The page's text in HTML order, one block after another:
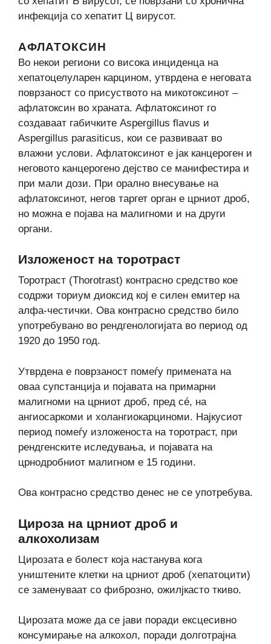
инфекција со хепатит Ц вирусот.
АФЛАТОКСИН
Во некои региони со висока инциденца на
хепатоцелуларен карцином, утврдена е неговата
поврзаност со присуството на микотоксинот –
афлатоксин во храната. Афлатоксинот го
создаваат габичките Aspergillus flavus и
Aspergillus parasiticus, кои се развиваат во
влажни услови. Афлатоксинот е јак канцероген и
неговото канцерогено дејство се манифестира и
при мали дози. При орално внесување на
афлатоксинот, негов таргет орган е црниот дроб,
но можна е појава на малигноми и на други
органи.
Изложеност на торотраст
Торотраст (Thorotrast) контрасно средство кое
содржи ториум диоксид кој е силен емитер на
алфа-честички. Ова контрасно средство било
употребувано во рендгенологијата во период од
1920 до 1950 год.
Утврдена е поврзаност помеѓу примената на
оваа супстанција и појавата на примарни
малигноми на црниот дроб, пред сé, на
ангиосаркоми и холангиокарциноми. Најкусиот
период помеѓу изложеноста на торотраст, при
рендгенските иследувања, и појавата на
црнодробниот малигном е 15 години.
Ова контрасно средство денес не се употребува.
Цироза на црниот дроб и
алкохолизам
Цирозата е болест која настанува кога
уништените клетки на црниот дроб (хепатоцити)
се заменуваат со фиброзно, ожилјкасто ткиво.
Цирозата може да се јави поради ексцесивно
консумирање на алкохол, поради долготрајна